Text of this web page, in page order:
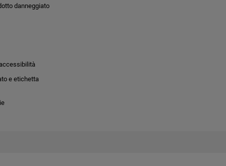
danneggiato
e etichetta